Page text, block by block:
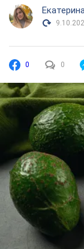
0 0